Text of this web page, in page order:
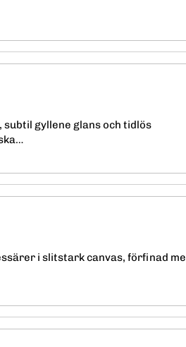
subtil gyllene glans och tidlös
i slitstark canvas, förfinad